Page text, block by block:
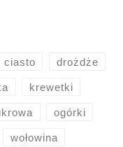
ciasto drożdże
krewetki
ogórki
wołowina